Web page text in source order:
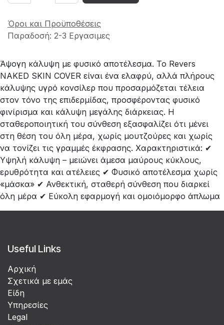
Όροι και Προϋποθέσεις
Παραδοσή: 2-3 Εργασιμες
Άψογη κάλυψη με φυσικό αποτέλεσμα. Το Revers
NAKED SKIN COVER είναι ένα ελαφρύ, αλλά πλήρους
κάλυψης υγρό κονσίλερ που προσαρμόζεται τέλεια
στον τόνο της επιδερμίδας, προσφέροντας φυσικό
φινίρισμα και κάλυψη μεγάλης διάρκειας. Η
σταθεροποιητική του σύνθεση εξασφαλίζει ότι μένει
στη θέση του όλη μέρα, χωρίς μουτζούρες και χωρίς
να τονίζει τις γραμμές έκφρασης. Χαρακτηριστικά: ✔
Υψηλή κάλυψη – μειώνει άμεσα μαύρους κύκλους,
ερυθρότητα και ατέλειες ✔ Φυσικό αποτέλεσμα χωρίς
«μάσκα» ✔ Ανθεκτική, σταθερή σύνθεση που διαρκεί
όλη μέρα ✔ Εύκολη εφαρμογή και ομοιόμορφο άπλωμα
Useful Links
Αρχική
Σχετικά με εμάς
Είδη
Υπηρεσίες
Legal